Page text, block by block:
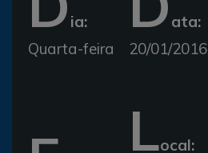
ia:
Quarta-feira
ata:
20/01/2016
Local: